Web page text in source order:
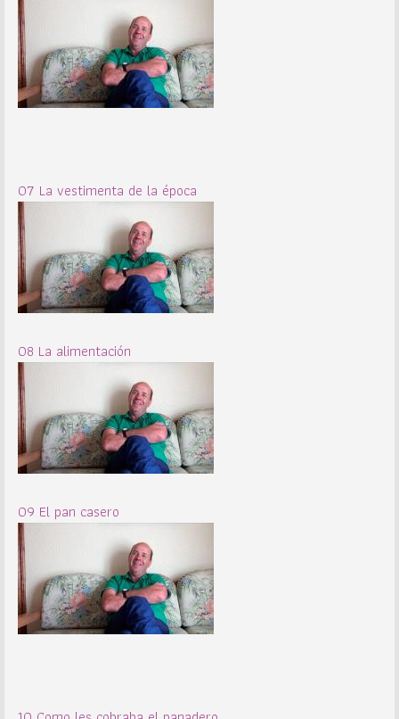
07 La vestimenta de la época
08 La alimentación
09 El pan casero